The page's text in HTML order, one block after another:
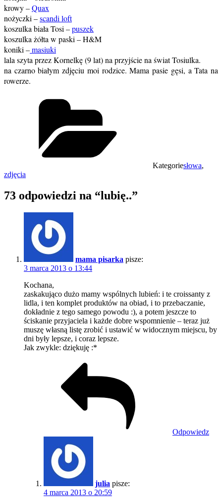
krowy –Quax
nożyczki –scandi loft
koszulka biała Tosi –puszek
koszulka żółta w paski – H&M
koniki –masiuki
lala szyta przez Kornelkę (9 lat) na przyjście na świat Tosiulka.
na czarno białym zdjęciu moi rodzice. Mama pasie gęsi, a Tata na
rowerze.
Kategoriesłowa,
zdjęcia
73 odpowiedzi na “lubię..”
mama pisarka pisze:
3 marca 2013 o 13:44
Kochana,
zaskakująco dużo mamy wspólnych lubień: i te croissanty z
lidla, i ten komplet produktów na obiad, i to przebaczanie,
dokładnie z tego samego powodu :), a potem jeszcze to
ściskanie przyjaciela i każde dobre wspomnienie – teraz już
muszę własną listę zrobić i ustawić w widocznym miejscu, by
dni były lepsze, i coraz lepsze.
Jak zwykle: dziękuję :*
Odpowiedz
julia pisze:
4 marca 2013 o 20:59